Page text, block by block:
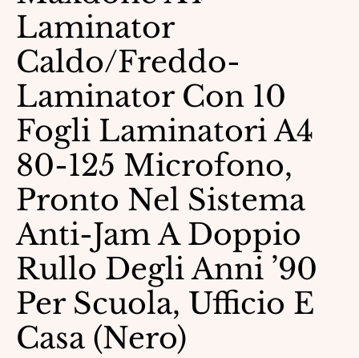
Laminator
Caldo/freddo-
Laminator Con 10
Fogli Laminatori A4
80-125 Microfono,
Pronto Nel Sistema
Anti-Jam A Doppio
Rullo Degli Anni ’90
Per Scuola, Ufficio E
Casa (nero)